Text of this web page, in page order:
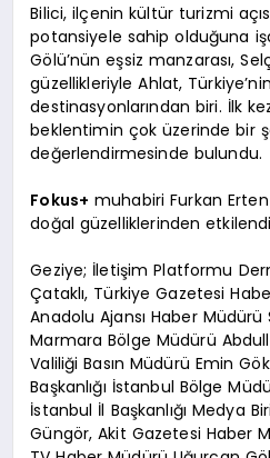
Bilici, ilçenin kültür turizmi
potansiyele sahip olduğuna
Gölü’nün eşsiz manzarası,
güzellikleriyle Ahlat,
destinasyonlarından biri. İlk
beklentimin çok üzerinde bir
değerlendirmesinde bulundu.
Fokus+ muhabiri Furkan
doğal güzelliklerinden
Geziye; İletişim Platformu
Çataklı, Türkiye Gazetesi
Anadolu Ajansı Haber Müdürü
Marmara Bölge Müdürü
Valiliği Basın Müdürü Emin
Başkanlığı İstanbul Bölge
İstanbul İl Başkanlığı Medya
Güngör, Akit Gazetesi Haber